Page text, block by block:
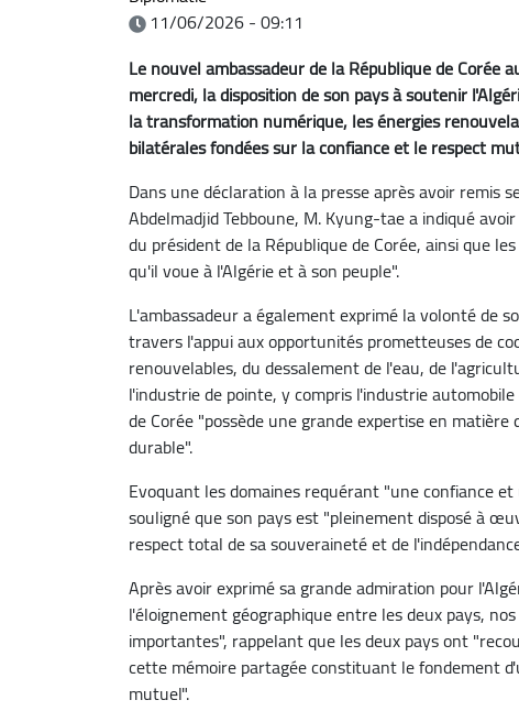
11/06/2026 - 09:11
Le nouvel ambassadeur de la République de Corée
mercredi, la disposition de son pays à soutenir
la transformation numérique, les énergies
bilatérales fondées sur la confiance et le respect
Dans une déclaration à la presse après avoir remis
Abdelmadjid Tebboune, M. Kyung-tae a indiqué
du président de la République de Corée, ainsi que
qu'il voue à l'Algérie et à son peuple".
L'ambassadeur a également exprimé la volonté de
travers l'appui aux opportunités prometteuses de
renouvelables, du dessalement de l'eau, de
l'industrie de pointe, y compris l'industrie
de Corée "possède une grande expertise en
durable".
Evoquant les domaines requérant "une confiance
souligné que son pays est "pleinement disposé à
respect total de sa souveraineté et de
Après avoir exprimé sa grande admiration pour
l'éloignement géographique entre les deux pays,
importantes", rappelant que les deux pays ont
cette mémoire partagée constituant le fondement
mutuel".